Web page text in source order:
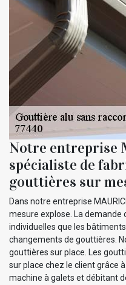
Notre entreprise
spécialiste de
gouttières sur
Dans notre entreprise
mesure explose. La demande
individuelles que les
changements de gouttières.
gouttières sur place. Les
sur place chez le client grâce
machine à galets et débitant